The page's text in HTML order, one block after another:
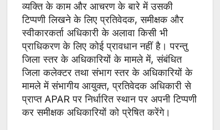
व्यक्ति के काम और आचरण के बारे में उसकी
टिप्पणी लिखने के लिए प्रतिवेदक, समीक्षक और
स्वीकारकर्ता अधिकारी के अलावा किसी भी
प्राधिकरण के लिए कोई प्रावधान नहीं है। परन्तु
जिला स्तर के अधिकारियों के मामले में, संबंधित
जिला कलेक्टर तथा संभाग स्तर के अधिकारियों के
मामले में संभागीय आयुक्त, प्रतिवेदक अधिकारी से
प्राप्त APAR पर निर्धारित स्थान पर अपनी टिप्पणी
कर समीक्षक अधिकारियों को प्रेषित करेंगे।